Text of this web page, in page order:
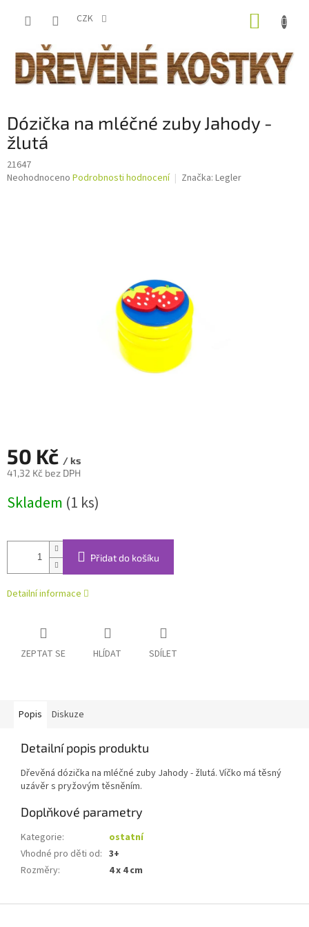
CZK
Dózička na mléčné zuby Jahody -
žlutá
21647
Průměrné
Neohodnoceno Podrobnosti hodnocení Značka: Legler
50 Kč / ks
41,32 Kč bez DPH
cena:
Skladem (1 ks)
Přidat do košíku
Detailní informace
ZEPTAT SE HLÍDAT SDÍLET
Popis Diskuze
Detailní popis produktu
Dřevěná dózička na mléčné zuby Jahody - žlutá. Víčko má těsný
uzávěr s pryžovým těsněním.
Doplňkové parametry
Kategorie:
ostatní
Vhodné pro děti od: 3+
Rozměry: 4 x 4 cm